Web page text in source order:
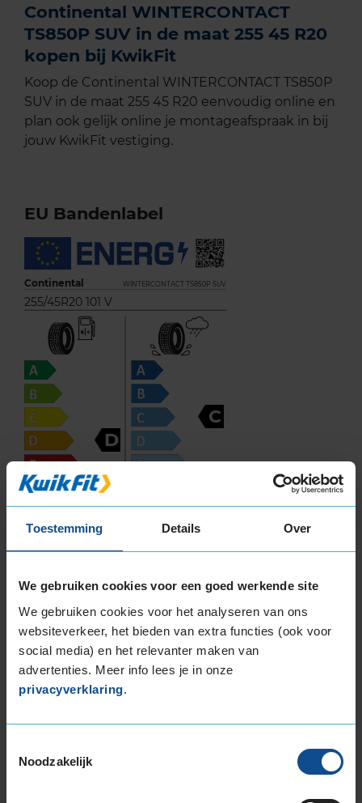
Toestemming Details Over
We gebruiken cookies voor een goed werkende site
We gebruiken cookies voor het analyseren van ons
websiteverkeer, het bieden van extra functies (ook voor
social media) en het relevanter maken van
advertenties. Meer info lees je in onze
privacyverklaring.
Noodzakelijk
Continental WINTERCONTACT
TS850P SUV in de maat 255 45 R20
kopen bij KwikFit
Koop de Continental WINTERCONTACT TS850P
SUV in de maat 255 45 R20 eenvoudig online en
plan ook gelijk online je montageafspraak in bij
jouw KwikFit vestiging.
EU Bandenlabel
Continental WINTERCONTACT TS850P SUV
255/45R20 101 V
D
C
73
Deze band is beoordeeld met het EU
brandstofefficiëntie-label D, wat overeen komt
met een minder goede brandstofefficiëntie.
In de categorie grip op nat wegdek is deze band
gewaardeerd met een C-label, wat betekent dat
deze band goede grip heeft bij natte
weersomstandigheden.
De band heeft een extern rolgeluid van 73 dB
met B-notering, wat betekent dat deze band